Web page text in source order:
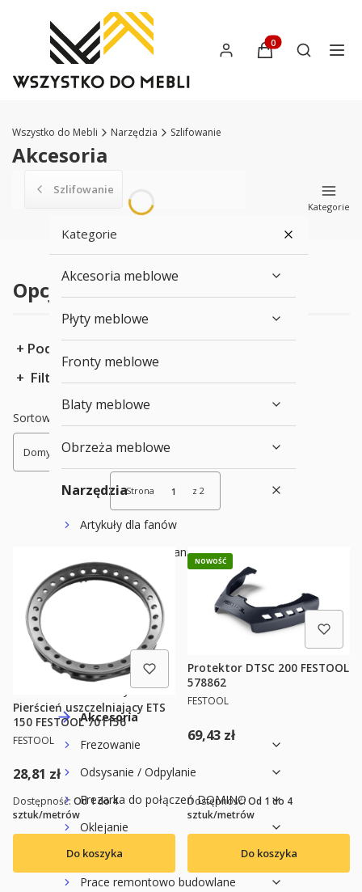
Produkty w
Otwórz
Wszystko do Mebli Narzędzia Szlifowanie
Akcesoria
Szlifowanie
Kategorie
Kategorie
Akcesoria meblowe
Płyty meblowe
Fronty meblowe
Blaty meblowe
Obrzeża meblowe
Narzędzia
Artykuły dla fanów
Wiercenie / Wkręcanie
Cięcie
Szlifowanie
Polerki
Materiały ścierne
Akcesoria
Frezowanie
Odsysanie / Odpylanie
Frezarka do połączeń DOMINO
Oklejanie
Organizacja pracy
Prace remontowo budowlane
Opcje przeglądania
Podkategorie
Filtry
Koniec filtrów
Lista produktów
Sortowanie:
Domyślne
Strona z 2 Następne produkty
Pierścień uszczelniający ETS
150 FESTOOL 701156
PRODUCENT
FESTOOL
Cena
28,81 zł
Do koszyka
Dostępność: Od 1 do 4
sztuk/metrów
NOWOŚĆ
Protektor DTSC 200 FESTOOL
578862
PRODUCENT
FESTOOL
Cena
69,43 zł
Do koszyka
Dostępność:Od 1 do 4
sztuk/metrów